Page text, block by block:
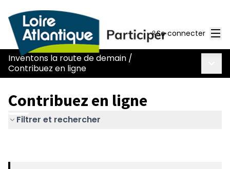
Se connecter
Inventons la route de demain /
Contribuez en ligne
Contribuez en ligne
Filtrer et rechercher